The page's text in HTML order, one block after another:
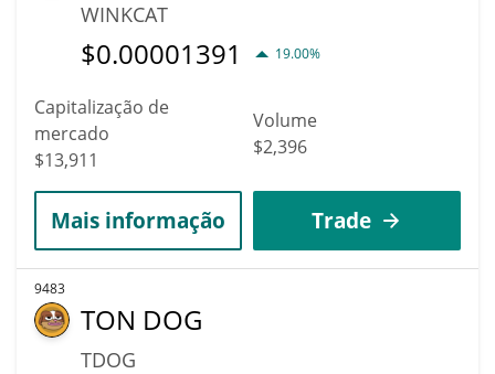
WINKCAT
$0.00001391 19.00%
Capitalização de
mercado
$13,911
Volume
$2,396
Mais informação Trade
9483
TON DOG
TDOG